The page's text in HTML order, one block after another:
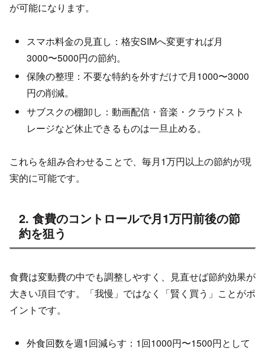
が可能になります。
スマホ料金の見直し：格安SIMへ変更すれば月
3000〜5000円の節約。
保険の整理：不要な特約を外すだけで月1000〜3000
円の削減。
サブスクの棚卸し：動画配信・音楽・クラウドスト
レージなど休止できるものは一旦止める。
これらを組み合わせることで、毎月1万円以上の節約が現
実的に可能です。
2. 食費のコントロールで月1万円前後の節
約を狙う
食費は変動費の中でも調整しやすく、見直せば節約効果が
大きい項目です。「我慢」ではなく「賢く買う」ことがポ
イントです。
外食回数を週1回減らす：1回1000円〜1500円として